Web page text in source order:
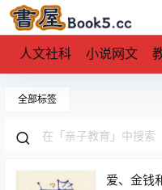
人文社科 小说网文
全部标签
爱、金钱